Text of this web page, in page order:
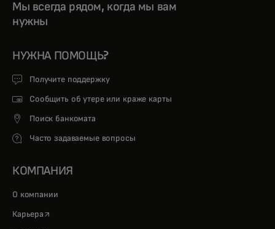
Мы всегда рядом, когда мы вам
нужны
НУЖНА ПОМОЩЬ?
Получите поддержку
Сообщить об утере или краже карты
Поиск банкомата
Часто задаваемые вопросы
КОМПАНИЯ
О компании
Карьера opens in a new tab